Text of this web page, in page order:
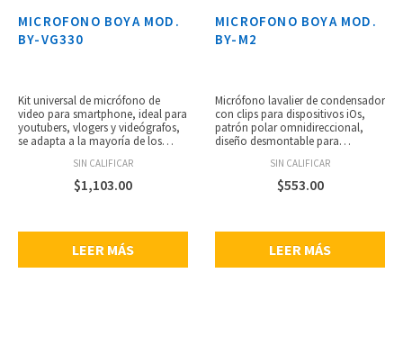
MICROFONO BOYA MOD.
BY-VG330
Kit universal de micrófono de
video para smartphone, ideal para
youtubers, vlogers y videógrafos,
se adapta a la mayoría de los
cardioide transductor de
condensador electret, control de
cabeza de bola de inclinación y
relación señal a ruido: 76 dB SPL,
conector TRS y TRRS de 3,5 mm,
SIN CALIFICAR
$1,103.00
LEER MÁS
MICROFONO BOYA MOD.
BY-M2
Micrófono lavalier de condensador
con clips para dispositivos iOs,
patrón polar omnidireccional,
diseño desmontable para
con certificación Apple MFi,
permite otro micrófono de 3.5
mm, salida TRS a dispositivos iOs,
6 metros, peso: 46 g.
SIN CALIFICAR
$553.00
LEER MÁS